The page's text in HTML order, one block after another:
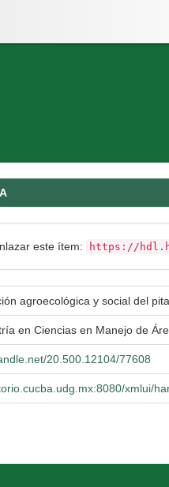
este ítem: https://
agroecológica y social del
en Ciencias en Manejo de
20.500.12104/77608
xmlui/